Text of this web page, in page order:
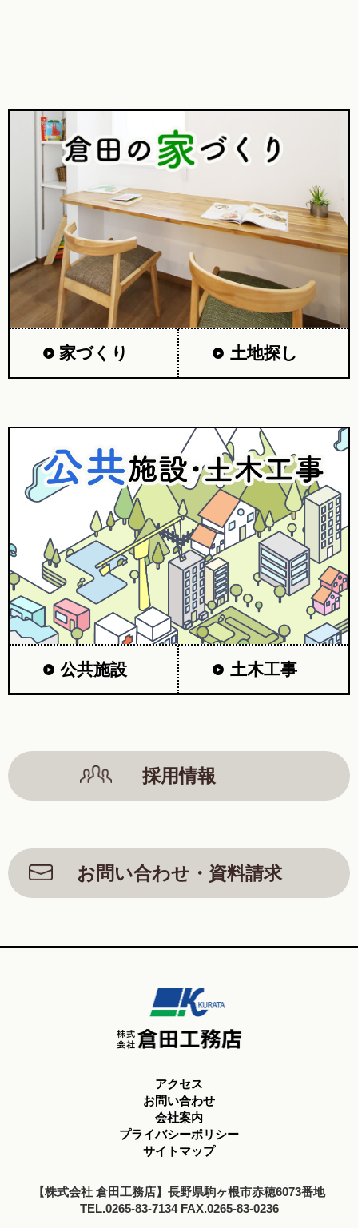
家づくり 土地探し
公共施設 土木工事
採用情報
お問い合わせ・資料請求
アクセス
お問い合わせ
会社案内
プライバシーポリシー
サイトマップ
【株式会社 倉田工務店】長野県駒ヶ根市赤穂6073番地
TEL.0265-83-7134 FAX.0265-83-0236